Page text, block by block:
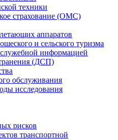
техники
страхование (ОМС)
аппаратов
и сельского туризма
информацией
(ДСП)
обслуживания
исследования
рисков
транспортной